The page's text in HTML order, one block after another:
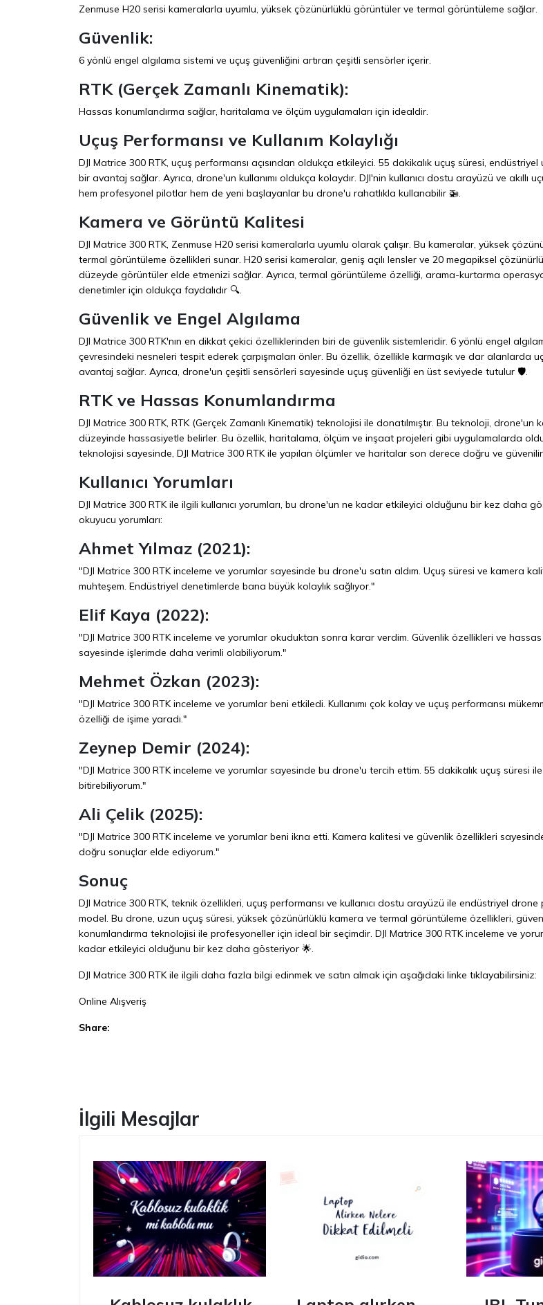
Zenmuse H20 serisi kameralarla uyumlu, yüksek çözünürlüklü görüntüler ve termal görüntüleme sağlar.
Güvenlik:
6 yönlü engel algılama sistemi ve uçuş güvenliğini artıran çeşitli sensörler içerir.
RTK (Gerçek Zamanlı Kinematik):
Hassas konumlandırma sağlar, haritalama ve ölçüm uygulamaları için idealdir.
Uçuş Performansı ve Kullanım Kolaylığı
DJI Matrice 300 RTK, uçuş performansı açısından oldukça etkileyici. 55 dakikalık uçuş süresi,
bir avantaj sağlar. Ayrıca, drone'un kullanımı oldukça kolaydır. DJI'nin kullanıcı dostu arayüzü ve akıllı
hem profesyonel pilotlar hem de yeni başlayanlar bu drone'u rahatlıkla kullanabilir 🚁.
Kamera ve Görüntü Kalitesi
DJI Matrice 300 RTK, Zenmuse H20 serisi kameralarla uyumlu olarak çalışır. Bu kameralar, yüksek
termal görüntüleme özellikleri sunar. H20 serisi kameralar, geniş açılı lensler ve 20 megapiksel
düzeyde görüntüler elde etmenizi sağlar. Ayrıca, termal görüntüleme özelliği, arama-kurtarma
denetimler için oldukça faydalıdır 🔍.
Güvenlik ve Engel Algılama
DJI Matrice 300 RTK'nın en dikkat çekici özelliklerinden biri de güvenlik sistemleridir. 6 yönlü engel
çevresindeki nesneleri tespit ederek çarpışmaları önler. Bu özellik, özellikle karmaşık ve dar alanlarda
avantaj sağlar. Ayrıca, drone'un çeşitli sensörleri sayesinde uçuş güvenliği en üst seviyede tutulur 🛡️.
RTK ve Hassas Konumlandırma
DJI Matrice 300 RTK, RTK (Gerçek Zamanlı Kinematik) teknolojisi ile donatılmıştır. Bu teknoloji, drone'un
düzeyinde hassasiyetle belirler. Bu özellik, haritalama, ölçüm ve inşaat projeleri gibi uygulamalarda
teknolojisi sayesinde, DJI Matrice 300 RTK ile yapılan ölçümler ve haritalar son derece doğru ve
Kullanıcı Yorumları
DJI Matrice 300 RTK ile ilgili kullanıcı yorumları, bu drone'un ne kadar etkileyici olduğunu bir kez daha
okuyucu yorumları:
Ahmet Yılmaz (2021):
"DJI Matrice 300 RTK inceleme ve yorumlar sayesinde bu drone'u satın aldım. Uçuş süresi ve kamera
muhteşem. Endüstriyel denetimlerde bana büyük kolaylık sağlıyor."
Elif Kaya (2022):
"DJI Matrice 300 RTK inceleme ve yorumlar okuduktan sonra karar verdim. Güvenlik özellikleri ve hassas
sayesinde işlerimde daha verimli olabiliyorum."
Mehmet Özkan (2023):
"DJI Matrice 300 RTK inceleme ve yorumlar beni etkiledi. Kullanımı çok kolay ve uçuş performansı
özelliği de işime yaradı."
Zeynep Demir (2024):
"DJI Matrice 300 RTK inceleme ve yorumlar sayesinde bu drone'u tercih ettim. 55 dakikalık uçuş süresi ile
bitirebiliyorum."
Ali Çelik (2025):
"DJI Matrice 300 RTK inceleme ve yorumlar beni ikna etti. Kamera kalitesi ve güvenlik özellikleri
doğru sonuçlar elde ediyorum."
Sonuç
DJI Matrice 300 RTK, teknik özellikleri, uçuş performansı ve kullanıcı dostu arayüzü ile endüstriyel drone
model. Bu drone, uzun uçuş süresi, yüksek çözünürlüklü kamera ve termal görüntüleme özellikleri,
konumlandırma teknolojisi ile profesyoneller için ideal bir seçimdir. DJI Matrice 300 RTK inceleme ve
kadar etkileyici olduğunu bir kez daha gösteriyor 🌟.
DJI Matrice 300 RTK ile ilgili daha fazla bilgi edinmek ve satın almak için aşağıdaki linke tıklayabilirsiniz:
Online Alışveriş
Share:
İlgili Mesajlar